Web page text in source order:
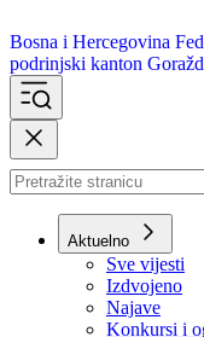
Bosna i Hercegovina
podrinjski kanton Goražde
Aktuelno
Sve vijesti